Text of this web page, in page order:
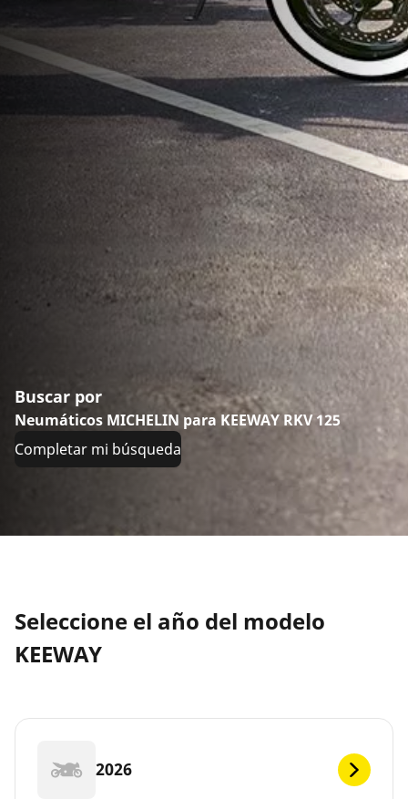
Buscar por
Neumáticos MICHELIN para KEEWAY RKV 125
Completar mi búsqueda
Seleccione el año del modelo
KEEWAY
2026